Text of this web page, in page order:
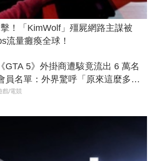
！「KimWolf」殭屍網路主謀被
流量癱瘓全球！
《GTA 5》外掛商遭駭竟流出 6 萬名
員名單：外界驚呼「原來這麼多人
開掛！」
戲/電競